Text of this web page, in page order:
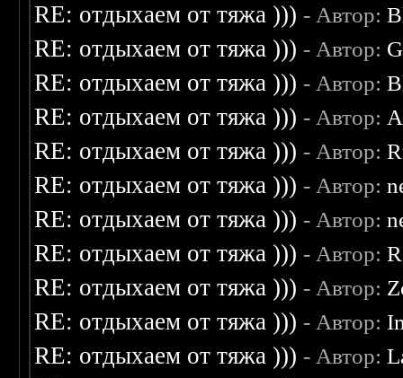
RE: отдыхаем от тяжа ))) - Автор:
RE: отдыхаем от тяжа ))) - Автор:
RE: отдыхаем от тяжа ))) - Автор:
RE: отдыхаем от тяжа ))) - Автор:
RE: отдыхаем от тяжа ))) - Автор:
RE: отдыхаем от тяжа ))) - Автор:
RE: отдыхаем от тяжа ))) - Автор:
RE: отдыхаем от тяжа ))) - Автор:
RE: отдыхаем от тяжа ))) - Автор:
RE: отдыхаем от тяжа ))) - Автор:
RE: отдыхаем от тяжа ))) - Автор: